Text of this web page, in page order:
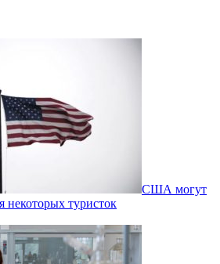
США могут
некоторых туристок